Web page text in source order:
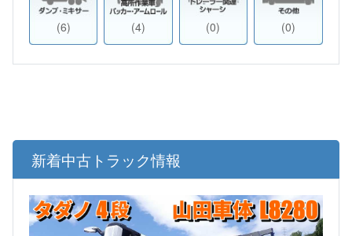
(6) (4) (0) (0)
新着中古トラック情報